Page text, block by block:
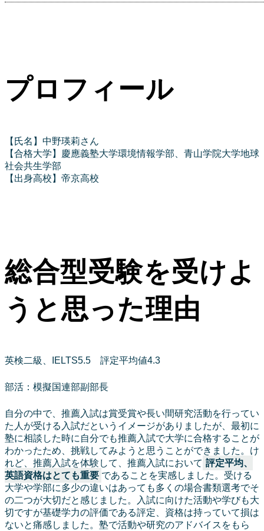
プロフィール
【氏名】中野瑛莉さん
【合格大学】慶應義塾大学環境情報学部、青山学院大学地球
社会共生学部
【出身高校】帝京高校
総合型受験を受けよ
うと思った理由
英検二級、IELTS5.5 評定平均値4.3
部活：模擬国連部副部長
自分の中で、推薦入試は賞受賞や長い間研究活動を行ってい
た人が受ける入試だというイメージがありましたが、最初に
塾に相談した時に自分でも推薦入試で大学に合格することが
わかったため、挑戦してみようと思うことができました。け
れど、推薦入試を体験して、推薦入試において 評定平均、
英語資格はとても重要 であることを実感しました。受ける
大学や学部に多少の違いはあっても多くの場合書類選考でそ
の二つが大切だと感じました。入試に向けた活動や学びも大
切ですが基礎学力の評価である評定、資格は持っていて損は
ないと痛感しました。塾で活動や研究のアドバイスをもら